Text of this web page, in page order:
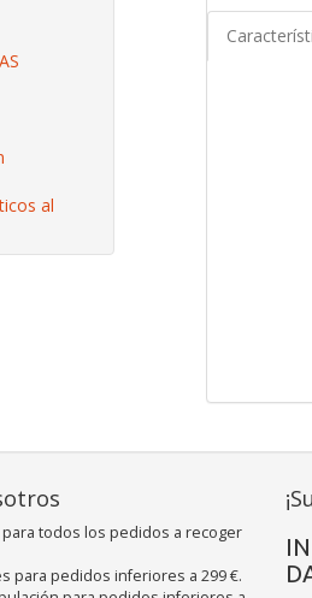
al
para todos los pedidos a recoger
para pedidos inferiores a 299 €.